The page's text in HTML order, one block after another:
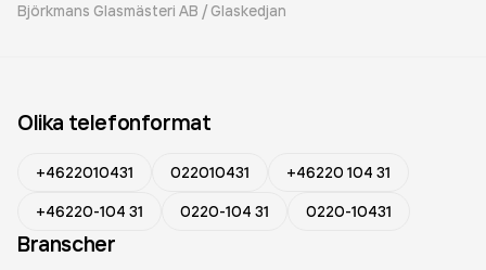
Björkmans Glasmästeri AB / Glaskedjan
Olika telefonformat
+4622010431 022010431
+46220 104 31
+46220-104 31
0220-104 31 0220-10431
Branscher